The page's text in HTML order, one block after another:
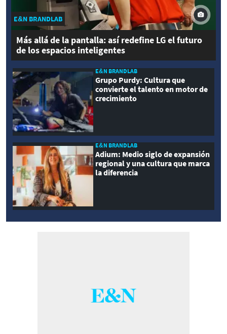
E&N BRANDLAB
Más allá de la pantalla: así redefine LG el futuro
de los espacios inteligentes
E&N BRANDLAB
Grupo Purdy: Cultura que
convierte el talento en motor de
crecimiento
E&N BRANDLAB
Adium: Medio siglo de expansión
regional y una cultura que marca
la diferencia